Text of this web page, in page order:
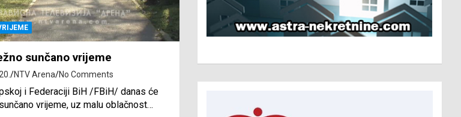
sunčano vrijeme
NTV Arena No Comments
i Federaciji BiH /FBiH/ danas će
vrijeme, uz malu oblačnost…